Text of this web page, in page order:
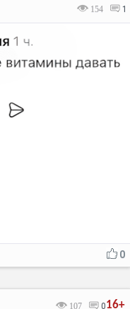
154 1
0
16+
107 0